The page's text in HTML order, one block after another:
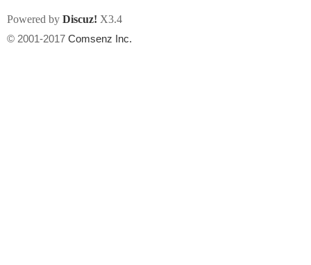
Powered by Discuz! X3.4
© 2001-2017 Comsenz Inc.